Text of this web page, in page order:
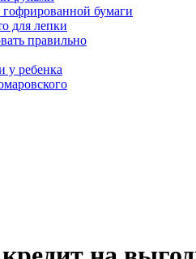
бумаги
для лепки
правильно
у ребенка